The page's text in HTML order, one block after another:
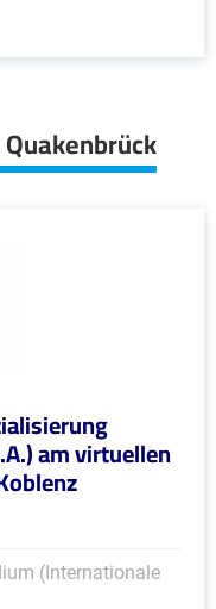
am virtuellen
(Internationale